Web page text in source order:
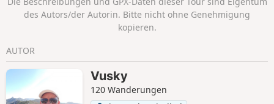
bietet aber auch die Möglichkeit für den
Aufstieg zum Lac David über die
unberührte Combe de Jasse-Bralard
und anschließend über den GR®738
Bernard, Léama, Robert und des
Pourettes. Zwar verläuft der Großteil der
Strecke auf markierten Wegen, doch
des Autors/der Autorin. Bitte nicht ohne Genehmigung
kopieren.
AUTOR
Vusky
120 Wanderungen